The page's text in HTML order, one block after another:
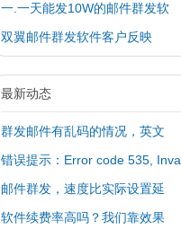
一.一天能发10W的邮件群发软
双翼邮件群发软件客户反映
最新动态
群发邮件有乱码的情况，英文
错误提示：Error code 535, Inva
邮件群发，速度比实际设置延
软件续费率高吗？我们靠效果